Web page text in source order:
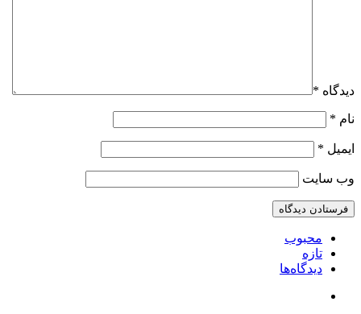
دیدگاه *
نام *
ایمیل *
وب‌ سایت
محبوب
تازه
دیدگاه‌ها